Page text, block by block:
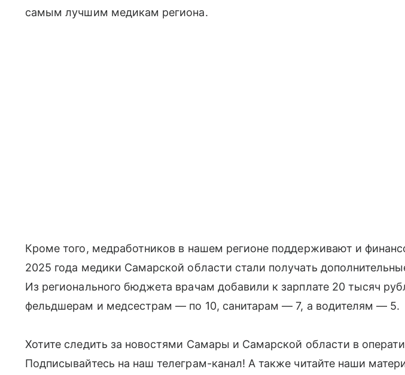
самым лучшим медикам региона.
Кроме того, медработников в нашем регионе поддерживают и
2025 года медики Самарской области стали получать
Из регионального бюджета врачам добавили к зарплате 20 тысяч
фельдшерам и медсестрам — по 10, санитарам — 7, а водителям — 5.
Хотите следить за новостями Самары и Самарской области в
Подписывайтесь на наш телеграм-канал! А также читайте наши